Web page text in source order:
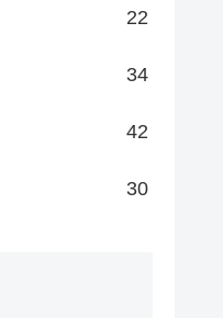
22
34
42
30